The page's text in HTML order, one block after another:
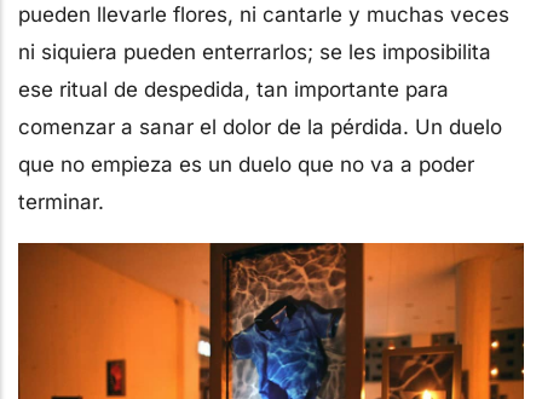
pueden llevarle flores, ni cantarle y muchas veces
ni siquiera pueden enterrarlos; se les imposibilita
ese ritual de despedida, tan importante para
comenzar a sanar el dolor de la pérdida. Un duelo
que no empieza es un duelo que no va a poder
terminar.